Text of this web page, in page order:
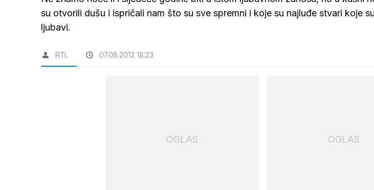
su otvorili dušu i ispričali nam što su sve spremni i koje su najluđe stvari koje
ljubavi.
RTL 07.08.2012 18:23
OGLAS OGLAS